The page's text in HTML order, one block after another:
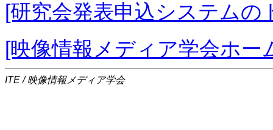
[研究会発表申込システム
[映像情報メディア学会ホー
ITE / 映像情報メディア学会